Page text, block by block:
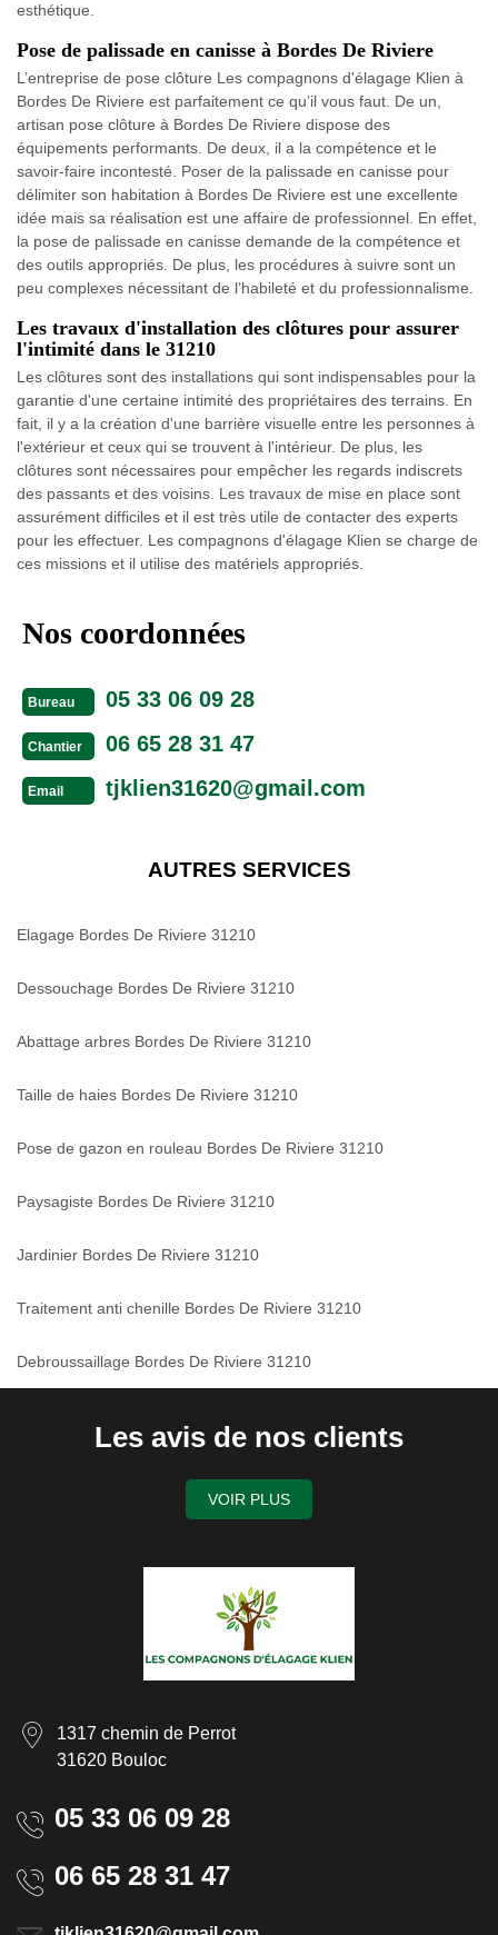
esthétique.
Pose de palissade en canisse à Bordes De Riviere
L’entreprise de pose clôture Les compagnons d'élagage Klien à
Bordes De Riviere est parfaitement ce qu’il vous faut. De un,
artisan pose clôture à Bordes De Riviere dispose des
équipements performants. De deux, il a la compétence et le
savoir-faire incontesté. Poser de la palissade en canisse pour
délimiter son habitation à Bordes De Riviere est une excellente
idée mais sa réalisation est une affaire de professionnel. En effet,
la pose de palissade en canisse demande de la compétence et
des outils appropriés. De plus, les procédures à suivre sont un
peu complexes nécessitant de l’habileté et du professionnalisme.
Les travaux d'installation des clôtures pour assurer
l'intimité dans le 31210
Les clôtures sont des installations qui sont indispensables pour la
garantie d'une certaine intimité des propriétaires des terrains. En
fait, il y a la création d'une barrière visuelle entre les personnes à
l'extérieur et ceux qui se trouvent à l'intérieur. De plus, les
clôtures sont nécessaires pour empêcher les regards indiscrets
des passants et des voisins. Les travaux de mise en place sont
assurément difficiles et il est très utile de contacter des experts
pour les effectuer. Les compagnons d'élagage Klien se charge de
ces missions et il utilise des matériels appropriés.
Nos coordonnées
Bureau 05 33 06 09 28
Chantier 06 65 28 31 47
Email tjklien31620@gmail.com
AUTRES SERVICES
Elagage Bordes De Riviere 31210
Dessouchage Bordes De Riviere 31210
Abattage arbres Bordes De Riviere 31210
Taille de haies Bordes De Riviere 31210
Pose de gazon en rouleau Bordes De Riviere 31210
Paysagiste Bordes De Riviere 31210
Jardinier Bordes De Riviere 31210
Traitement anti chenille Bordes De Riviere 31210
Debroussaillage Bordes De Riviere 31210
Les avis de nos clients
VOIR PLUS
1317 chemin de Perrot
31620 Bouloc
05 33 06 09 28
06 65 28 31 47